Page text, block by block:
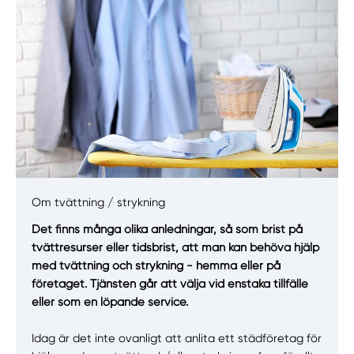
Manuellt Få hjälp
Välj tillvägagångssätt
Om tvättning / strykning
Det finns många olika anledningar, så som brist på
tvättresurser eller tidsbrist, att man kan behöva hjälp
med tvättning och strykning - hemma eller på
företaget. Tjänsten går att välja vid enstaka tillfälle
eller som en löpande service.
Idag är det inte ovanligt att anlita ett städföretag för